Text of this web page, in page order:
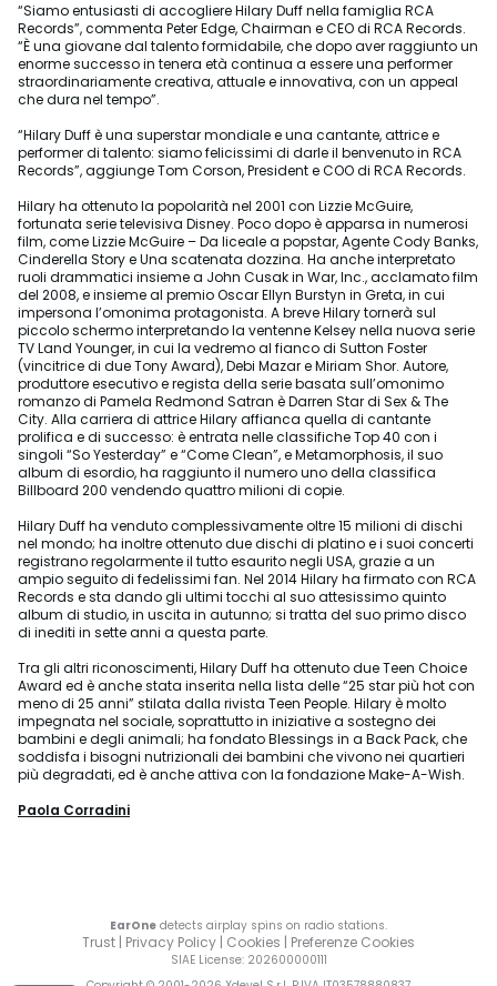
“Siamo entusiasti di accogliere Hilary Duff nella famiglia RCA
Records”, commenta Peter Edge, Chairman e CEO di RCA Records.
“È una giovane dal talento formidabile, che dopo aver raggiunto un
enorme successo in tenera età continua a essere una performer
straordinariamente creativa, attuale e innovativa, con un appeal
che dura nel tempo”.
“Hilary Duff è una superstar mondiale e una cantante, attrice e
performer di talento: siamo felicissimi di darle il benvenuto in RCA
Records”, aggiunge Tom Corson, President e COO di RCA Records.
Hilary ha ottenuto la popolarità nel 2001 con Lizzie McGuire,
fortunata serie televisiva Disney. Poco dopo è apparsa in numerosi
film, come Lizzie McGuire – Da liceale a popstar, Agente Cody Banks,
Cinderella Story e Una scatenata dozzina. Ha anche interpretato
ruoli drammatici insieme a John Cusak in War, Inc., acclamato film
del 2008, e insieme al premio Oscar Ellyn Burstyn in Greta, in cui
impersona l’omonima protagonista. A breve Hilary tornerà sul
piccolo schermo interpretando la ventenne Kelsey nella nuova serie
TV Land Younger, in cui la vedremo al fianco di Sutton Foster
(vincitrice di due Tony Award), Debi Mazar e Miriam Shor. Autore,
produttore esecutivo e regista della serie basata sull’omonimo
romanzo di Pamela Redmond Satran è Darren Star di Sex & The
City. Alla carriera di attrice Hilary affianca quella di cantante
prolifica e di successo: è entrata nelle classifiche Top 40 con i
singoli “So Yesterday” e “Come Clean”, e Metamorphosis, il suo
album di esordio, ha raggiunto il numero uno della classifica
Billboard 200 vendendo quattro milioni di copie.
Hilary Duff ha venduto complessivamente oltre 15 milioni di dischi
nel mondo; ha inoltre ottenuto due dischi di platino e i suoi concerti
registrano regolarmente il tutto esaurito negli USA, grazie a un
ampio seguito di fedelissimi fan. Nel 2014 Hilary ha firmato con RCA
Records e sta dando gli ultimi tocchi al suo attesissimo quinto
album di studio, in uscita in autunno; si tratta del suo primo disco
di inediti in sette anni a questa parte.
Tra gli altri riconoscimenti, Hilary Duff ha ottenuto due Teen Choice
Award ed è anche stata inserita nella lista delle “25 star più hot con
meno di 25 anni” stilata dalla rivista Teen People. Hilary è molto
impegnata nel sociale, soprattutto in iniziative a sostegno dei
bambini e degli animali; ha fondato Blessings in a Back Pack, che
soddisfa i bisogni nutrizionali dei bambini che vivono nei quartieri
più degradati, ed è anche attiva con la fondazione Make-A-Wish.
Paola Corradini
EarOne detects airplay spins on radio stations.
Trust | Privacy Policy | Cookies | Preferenze Cookies
SIAE License: 202600000111